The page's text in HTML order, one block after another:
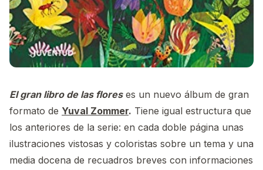
El gran libro de las floreses un nuevo álbum de gran
formato de Yuval Zommer. Tiene igual estructura que
los anteriores de la serie: en cada doble página unas
ilustraciones vistosas y coloristas sobre un tema y una
media docena de recuadros breves con informaciones